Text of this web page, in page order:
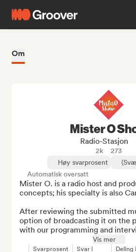
Om
Mister O
Radio-Stasjon
2k
273
Høy svarprosent
Automatisk oversatt
Mister O. is a radio host and
concepts; his specialty is also
After reviewing the submitted
option of broadcasting it on the
with our programming and
Vis mer
Svarprosent Svar i Deling i